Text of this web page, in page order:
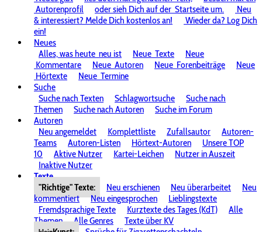
Autorenprofil
oder sieh Dich auf der Startseite um.
Neu
& interessiert? Melde Dich kostenlos an!
Wieder da? Log Dich
ein!
Neues
Alles, was heute neu ist Neue Texte
Neue
Kommentare
Neue Autoren Neue Forenbeiträge
Neue
Hörtexte
Neue Termine
Suche
Suche nach Texten
Schlagwortsuche
Suche nach
Themen
Suche nach Autoren
Suche im Forum
Autoren
Neu angemeldet
Komplettliste Zufallsautor
Autoren-
Teams
Autoren-Listen Hörtext-Autoren
Unsere TOP
10
Aktive Nutzer Kartei-Leichen
Nutzer in Auszeit
Inaktive Nutzer
Texte
"Richtige" Texte:
Neu erschienen Neu überarbeitet
Neu
kommentiert
Neu eingesprochen
Lieblingstexte
Fremdsprachige Texte
Kurztexte des Tages (KdT)
Alle
Themen
Alle Genres Texte über KV